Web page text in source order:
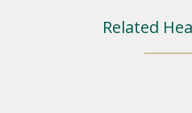
Related